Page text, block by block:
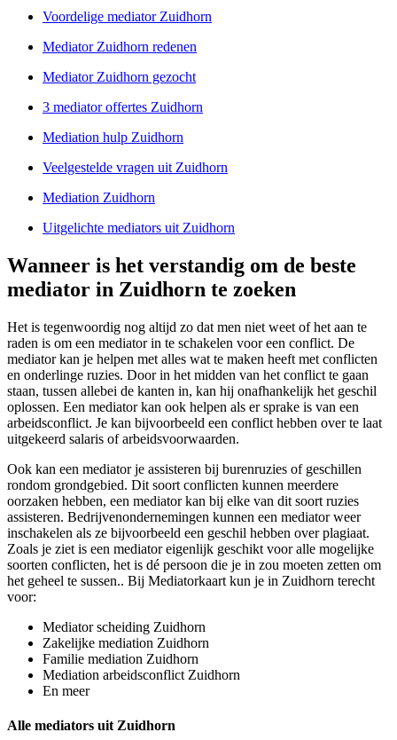
Voordelige mediator Zuidhorn
Mediator Zuidhorn redenen
Mediator Zuidhorn gezocht
3 mediator offertes Zuidhorn
Mediation hulp Zuidhorn
Veelgestelde vragen uit Zuidhorn
Mediation Zuidhorn
Uitgelichte mediators uit Zuidhorn
Wanneer is het verstandig om de beste
mediator in Zuidhorn te zoeken
Het is tegenwoordig nog altijd zo dat men niet weet of het aan te
raden is om een mediator in te schakelen voor een conflict. De
mediator kan je helpen met alles wat te maken heeft met conflicten
en onderlinge ruzies. Door in het midden van het conflict te gaan
staan, tussen allebei de kanten in, kan hij onafhankelijk het geschil
oplossen. Een mediator kan ook helpen als er sprake is van een
arbeidsconflict. Je kan bijvoorbeeld een conflict hebben over te laat
uitgekeerd salaris of arbeidsvoorwaarden.
Ook kan een mediator je assisteren bij burenruzies of geschillen
rondom grondgebied. Dit soort conflicten kunnen meerdere
oorzaken hebben, een mediator kan bij elke van dit soort ruzies
assisteren. Bedrijvenondernemingen kunnen een mediator weer
inschakelen als ze bijvoorbeeld een geschil hebben over plagiaat.
Zoals je ziet is een mediator eigenlijk geschikt voor alle mogelijke
soorten conflicten, het is dé persoon die je in zou moeten zetten om
het geheel te sussen.. Bij Mediatorkaart kun je in Zuidhorn terecht
voor:
Mediator scheiding Zuidhorn
Zakelijke mediation Zuidhorn
Familie mediation Zuidhorn
Mediation arbeidsconflict Zuidhorn
En meer
Alle mediators uit Zuidhorn